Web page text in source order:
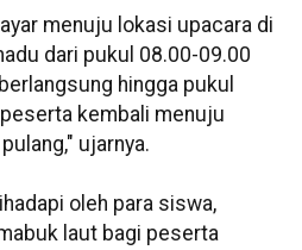
menuju lokasi upacara di
dari pukul 08.00-09.00
hingga pukul
kembali menuju
ujarnya.
oleh para siswa,
laut bagi peserta